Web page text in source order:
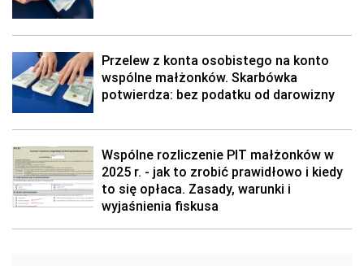
Przelew z konta osobistego na konto
wspólne małżonków. Skarbówka
potwierdza: bez podatku od darowizny
Wspólne rozliczenie PIT małżonków w
2025 r. - jak to zrobić prawidłowo i kiedy
to się opłaca. Zasady, warunki i
wyjaśnienia fiskusa